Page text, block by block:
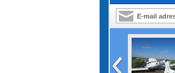
operasyonu: 1 kilo